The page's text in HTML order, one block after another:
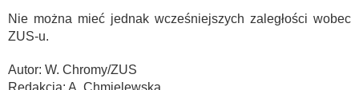
Nie można mieć jednak wcześniejszych zaległości wobec
ZUS-u.
Autor: W. Chromy/ZUS
Redakcja: A. Chmielewska